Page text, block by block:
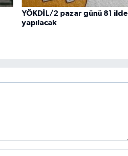
YÖKDİL/2 pazar günü 81 ilde
yapılacak